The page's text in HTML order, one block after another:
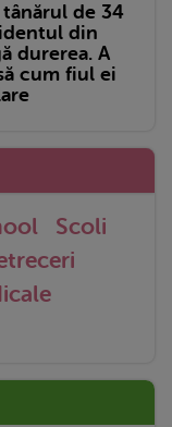
de 34
din
durerea. A
cum fiul ei
Scoli